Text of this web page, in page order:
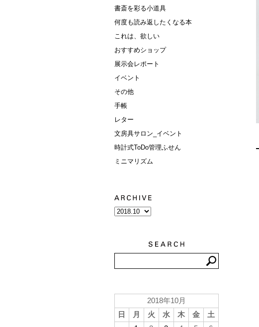
書斎を彩る小道具
何度も読み返したくなる本
これは、欲しい
おすすめショップ
展示会レポート
イベント
その他
手帳
レター
文房具サロン_イベント
時計式ToDo管理ふせん
ミニマリズム
2018年10月
日
月 火 水 木 金
土